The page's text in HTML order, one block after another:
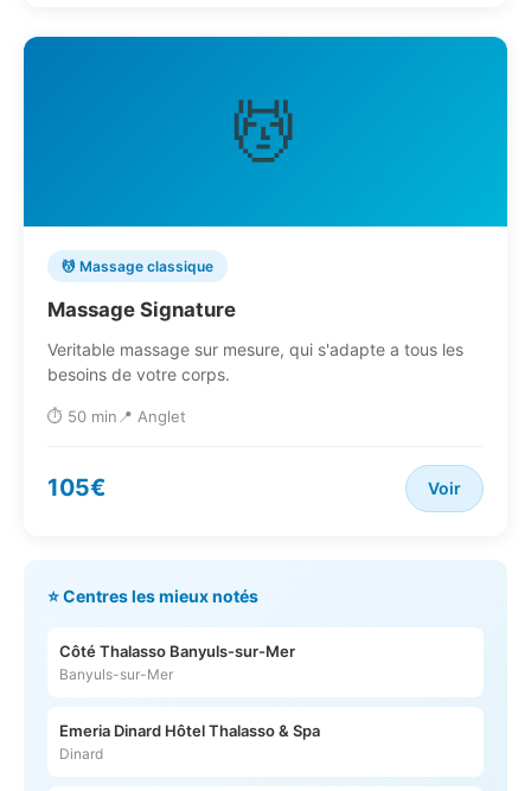
💆
💆 Massage classique
Massage Signature
Veritable massage sur mesure, qui s'adapte a tous les
besoins de votre corps.
⏱️ 50 min 📍 Anglet
105€ Voir
⭐ Centres les mieux notés
Côté Thalasso Banyuls-sur-Mer
Banyuls-sur-Mer
Emeria Dinard Hôtel Thalasso & Spa
Dinard